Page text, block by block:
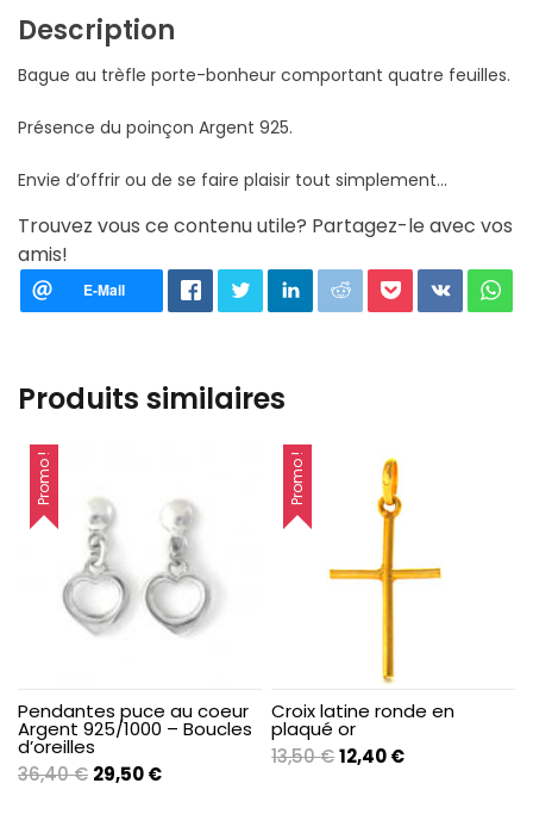
Description
Bague au trèfle porte-bonheur comportant quatre feuilles.
Présence du poinçon Argent 925.
Envie d’offrir ou de se faire plaisir tout simplement…
Trouvez vous ce contenu utile? Partagez-le avec vos
amis!
Produits similaires
Promo !
Pendantes puce au coeur
Argent 925/1000 – Boucles
d’oreilles
36,40€ Le
29,50€Le
Promo !
Croix latine ronde en
plaqué or
13,50€Le
12,40€Le